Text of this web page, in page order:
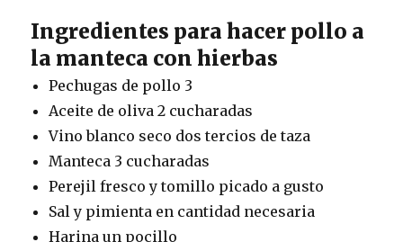
Ingredientes para hacer pollo a
la manteca con hierbas
Pechugas de pollo 3
Aceite de oliva 2 cucharadas
Vino blanco seco dos tercios de taza
Manteca 3 cucharadas
Perejil fresco y tomillo picado a gusto
Sal y pimienta en cantidad necesaria
Harina un pocillo